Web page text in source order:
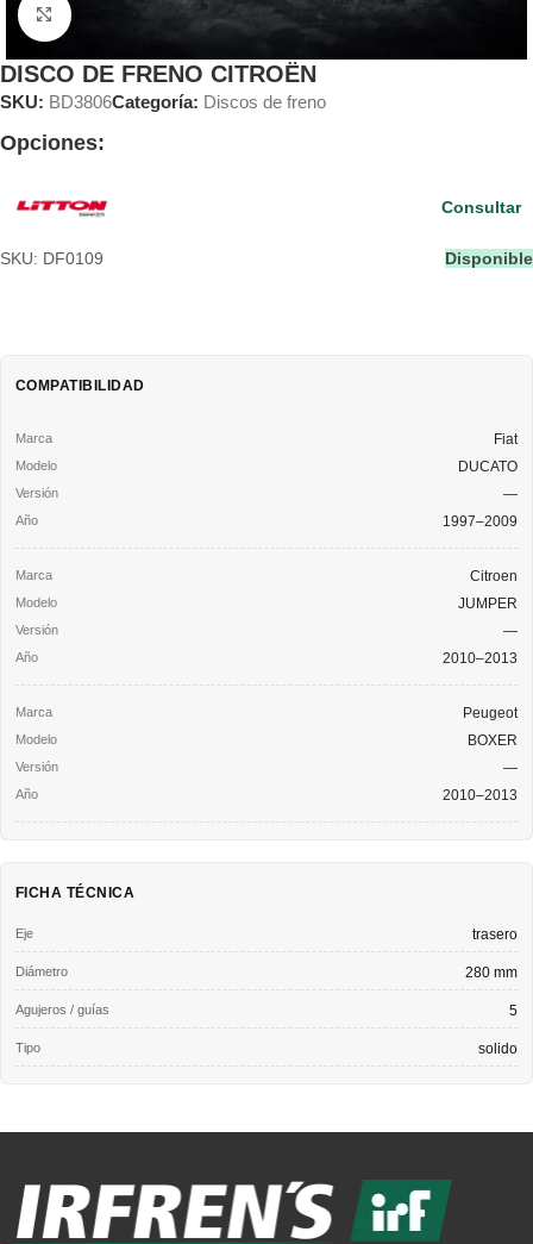
Clic para ampliar
DISCO DE FRENO CITROËN
SKU: BD3806Categoría: Discos de freno
Opciones:
SKU: DF0109 Disponible
Consultar
COMPATIBILIDAD
Fiat
DUCATO
—
1997–2009
Citroen
JUMPER
—
2010–2013
Peugeot
BOXER
—
2010–2013
FICHA TÉCNICA
Eje trasero
Diámetro 280 mm
Agujeros / guías 5
Tipo solido